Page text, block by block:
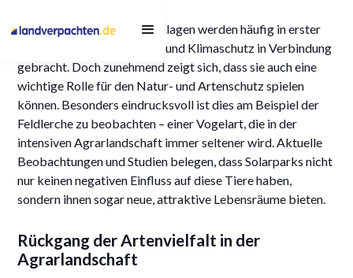
Lebensraum: Warum
Feldlerchen profitieren
11/5/2026
Photovoltaik-Freiflächenanlagen werden häufig in erster
Linie mit Energieerzeugung und Klimaschutz in Verbindung
gebracht. Doch zunehmend zeigt sich, dass sie auch eine
wichtige Rolle für den Natur- und Artenschutz spielen
können. Besonders eindrucksvoll ist dies am Beispiel der
Feldlerche zu beobachten – einer Vogelart, die in der
intensiven Agrarlandschaft immer seltener wird. Aktuelle
Beobachtungen und Studien belegen, dass Solarparks nicht
nur keinen negativen Einfluss auf diese Tiere haben,
sondern ihnen sogar neue, attraktive Lebensräume bieten.
Rückgang der Artenvielfalt in der
Agrarlandschaft